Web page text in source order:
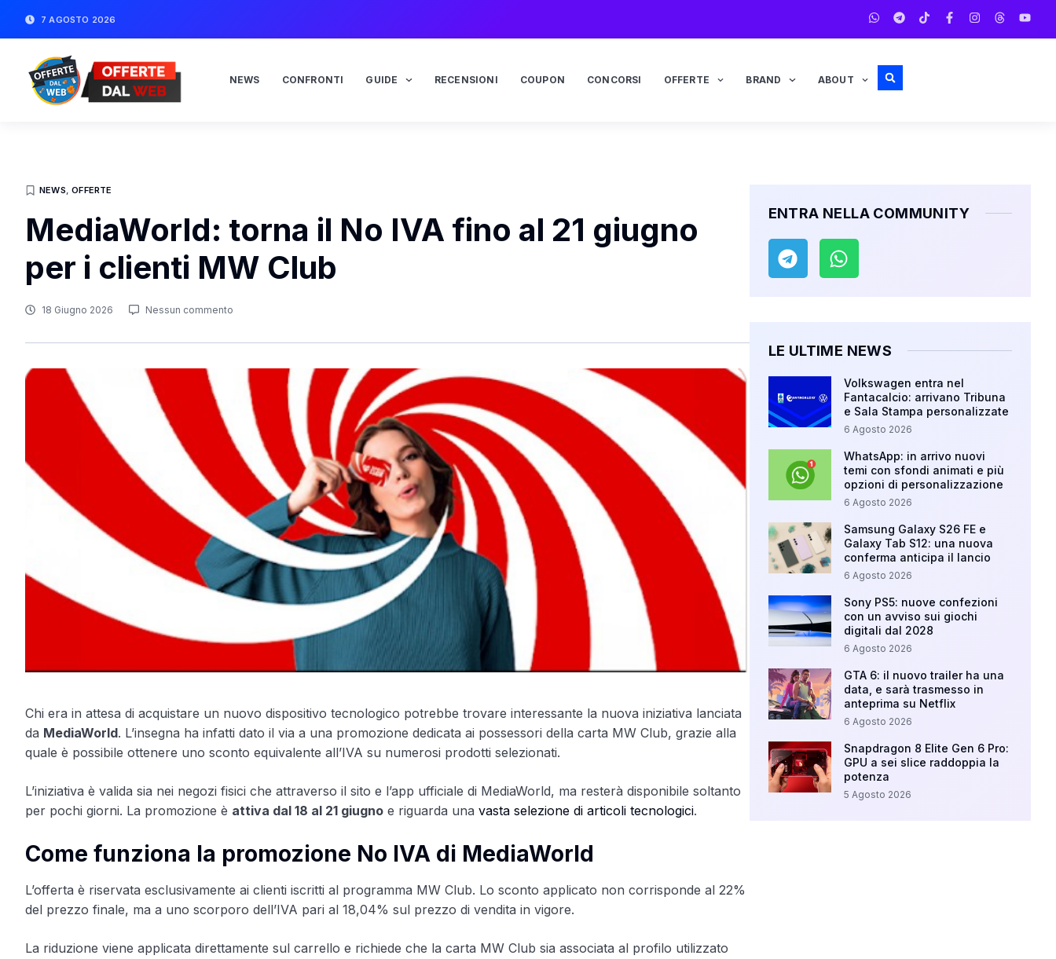
7 AGOSTO 2026
NEWS CONFRONTI GUIDE RECENSIONI COUPON CONCORSI OFFERTE BRAND ABOUT
NEWS,OFFERTE
MediaWorld: torna il No IVA fino al 21 giugno
per i clienti MW Club
18 Giugno 2026 Nessun commento
Chi era in attesa di acquistare un nuovo dispositivo tecnologico potrebbe trovare interessante la nuova iniziativa lanciata
da MediaWorld. L’insegna ha infatti dato il via a una promozione dedicata ai possessori della carta MW Club, grazie alla
quale è possibile ottenere uno sconto equivalente all’IVA su numerosi prodotti selezionati.
L’iniziativa è valida sia nei negozi fisici che attraverso il sito e l’app ufficiale di MediaWorld, ma resterà disponibile soltanto
per pochi giorni. La promozione è attiva dal 18 al 21 giugno e riguarda una vasta selezione di articoli tecnologici.
Come funziona la promozione No IVA di MediaWorld
L’offerta è riservata esclusivamente ai clienti iscritti al programma MW Club. Lo sconto applicato non corrisponde al 22%
del prezzo finale, ma a uno scorporo dell’IVA pari al 18,04% sul prezzo di vendita in vigore.
La riduzione viene applicata direttamente sul carrello e richiede che la carta MW Club sia associata al profilo utilizzato
ENTRA NELLA COMMUNITY
LE ULTIME NEWS
Volkswagen entra nel
Fantacalcio: arrivano Tribuna
e Sala Stampa personalizzate
6 Agosto 2026
WhatsApp: in arrivo nuovi
temi con sfondi animati e più
opzioni di personalizzazione
6 Agosto 2026
Samsung Galaxy S26 FE e
Galaxy Tab S12: una nuova
conferma anticipa il lancio
6 Agosto 2026
Sony PS5: nuove confezioni
con un avviso sui giochi
digitali dal 2028
6 Agosto 2026
GTA 6: il nuovo trailer ha una
data, e sarà trasmesso in
anteprima su Netflix
6 Agosto 2026
Snapdragon 8 Elite Gen 6 Pro:
GPU a sei slice raddoppia la
potenza
5 Agosto 2026